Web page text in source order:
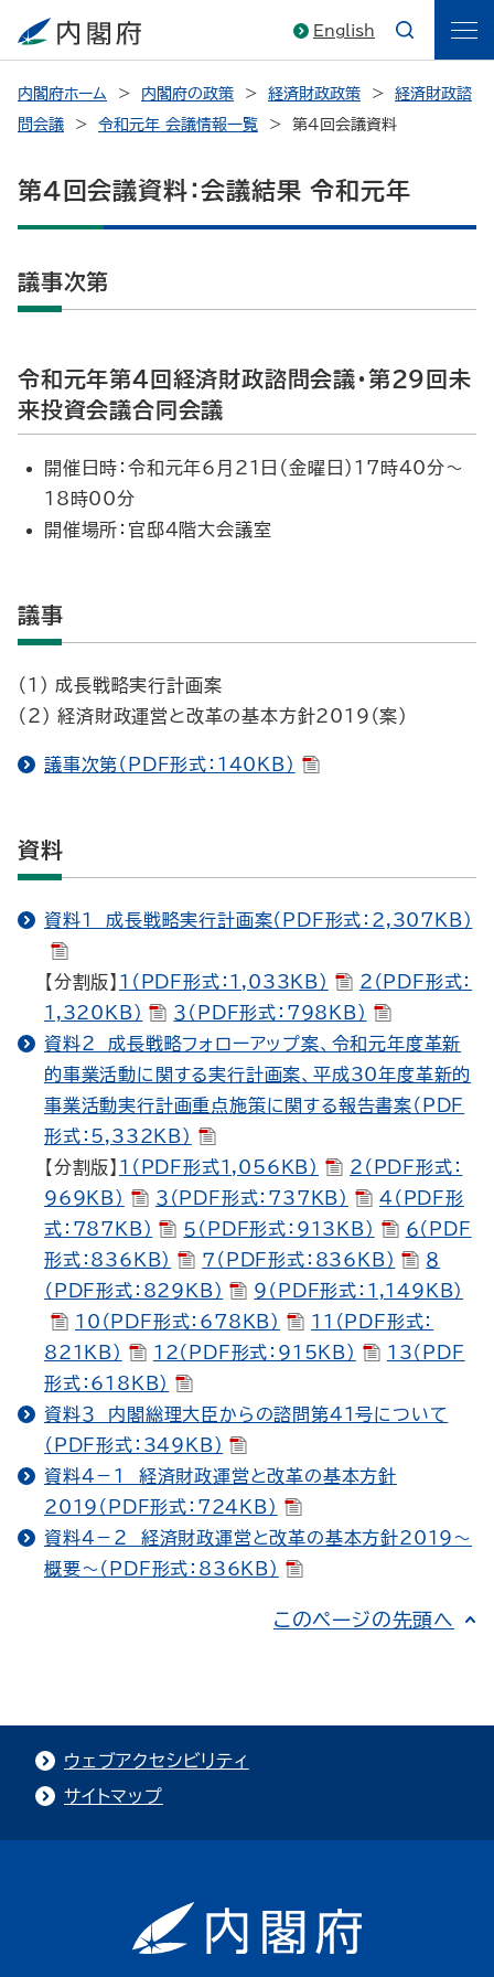
English
内閣府ホーム 内閣府の政策 経済財政政策
経済財政諮
問会議
令和元年 会議情報一覧 第4回会議資料
第4回会議資料：会議結果 令和元年
議事次第
令和元年第4回経済財政諮問会議・第29回未
来投資会議合同会議
開催日時：令和元年6月21日（金曜日）17時40分～
18時00分
開催場所：官邸４階大会議室
議事
（１） 成長戦略実行計画案
（２） 経済財政運営と改革の基本方針2019（案）
議事次第（PDF形式：140KB）
資料
資料１ 成長戦略実行計画案（PDF形式：2,307KB）
【分割版】 １（PDF形式：1,033KB）
２（PDF形式：
1,320KB）
３（PDF形式：798KB）
資料２ 成長戦略フォローアップ案、令和元年度革新
的事業活動に関する実行計画案、平成30年度革新的
事業活動実行計画重点施策に関する報告書案（PDF
形式：5,332KB）
【分割版】 １（PDF形式1,056KB）
２（PDF形式：
969KB）
３（PDF形式：737KB）
４（PDF形
式：787KB）
５（PDF形式：913KB）
６（PDF
形式：836KB）
７（PDF形式：836KB）
８
（PDF形式：829KB）
９（PDF形式：1,149KB）
10（PDF形式：678KB）
11（PDF形式：
821KB）
12（PDF形式：915KB）
13（PDF
形式：618KB）
資料３ 内閣総理大臣からの諮問第41号について
（PDF形式：349KB）
資料４－１ 経済財政運営と改革の基本方針
2019（PDF形式：724KB）
資料４－２ 経済財政運営と改革の基本方針2019～
概要～（PDF形式：836KB）
このページの先頭へ
ウェブアクセシビリティ
サイトマップ